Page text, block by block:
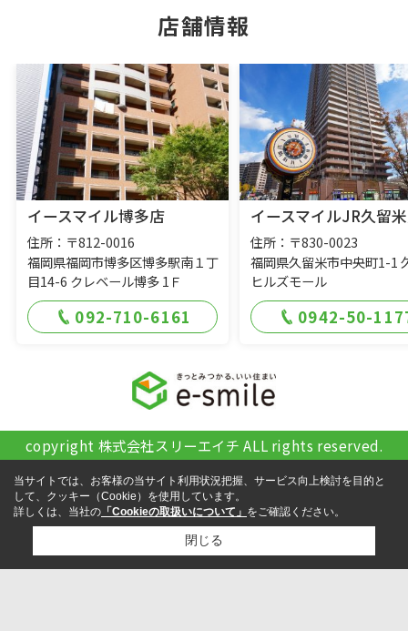
店舗情報
イースマイル博多店
住所：〒812-0016
福岡県福岡市博多区博多駅南１丁
目14-6 クレベール博多 1Ｆ
092-710-6161
イースマイルJR久留
住所：〒830-0023
福岡県久留米市中央町1-1
ヒルズモール
0942-50-
copyright 株式会社スリーエイチ ALL rights reserved.
当サイトでは、お客様の当サイト利用状況把握、サービス向上検討を目的と
して、クッキー（Cookie）を使用しています。
詳しくは、当社の 「Cookieの取扱いについて」 をご確認ください。
閉じる